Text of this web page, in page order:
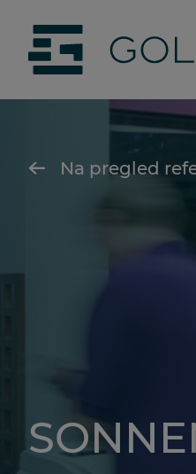
siteLogo
Na pregled